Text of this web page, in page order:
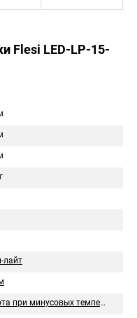
Flesi LED-LP-15-
лайт
Работа при минусовых температурах